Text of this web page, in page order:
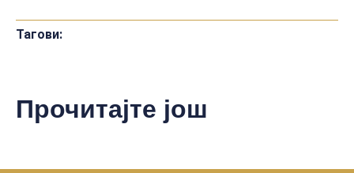
Тагови:
Прочитајте још